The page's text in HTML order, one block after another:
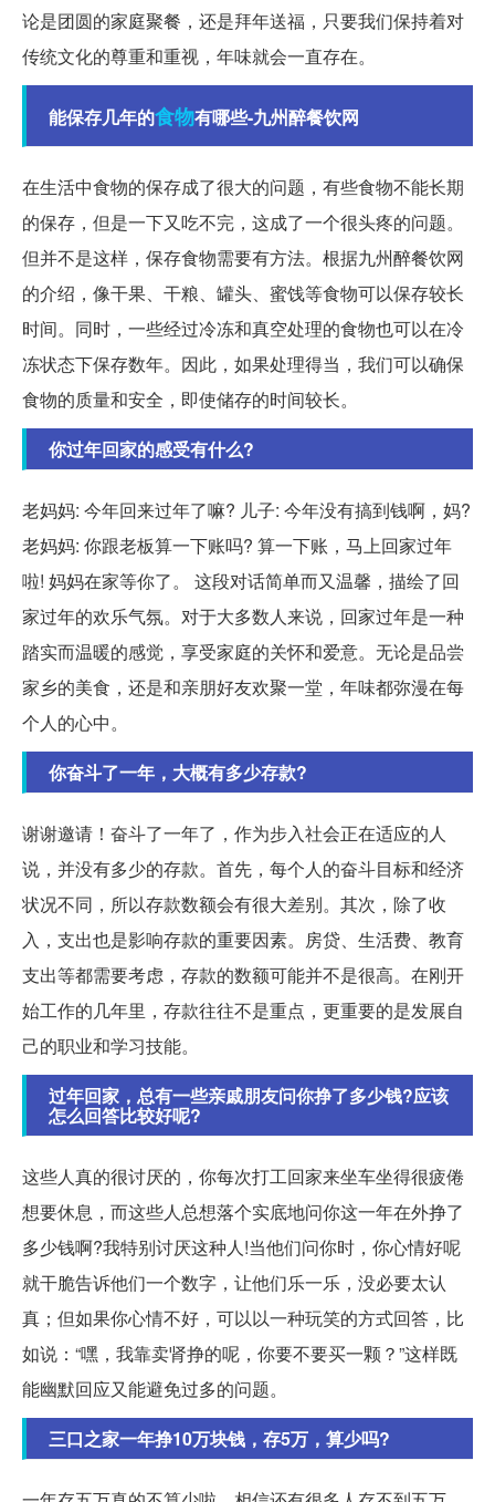
论是团圆的家庭聚餐，还是拜年送福，只要我们保持着对
传统文化的尊重和重视，年味就会一直存在。
能保存几年的食物有哪些-九州醉餐饮网
在生活中食物的保存成了很大的问题，有些食物不能长期
的保存，但是一下又吃不完，这成了一个很头疼的问题。
但并不是这样，保存食物需要有方法。根据九州醉餐饮网
的介绍，像干果、干粮、罐头、蜜饯等食物可以保存较长
时间。同时，一些经过冷冻和真空处理的食物也可以在冷
冻状态下保存数年。因此，如果处理得当，我们可以确保
食物的质量和安全，即使储存的时间较长。
你过年回家的感受有什么?
老妈妈: 今年回来过年了嘛? 儿子: 今年没有搞到钱啊，妈?
老妈妈: 你跟老板算一下账吗? 算一下账，马上回家过年
啦! 妈妈在家等你了。 这段对话简单而又温馨，描绘了回
家过年的欢乐气氛。对于大多数人来说，回家过年是一种
踏实而温暖的感觉，享受家庭的关怀和爱意。无论是品尝
家乡的美食，还是和亲朋好友欢聚一堂，年味都弥漫在每
个人的心中。
你奋斗了一年，大概有多少存款?
谢谢邀请！奋斗了一年了，作为步入社会正在适应的人
说，并没有多少的存款。首先，每个人的奋斗目标和经济
状况不同，所以存款数额会有很大差别。其次，除了收
入，支出也是影响存款的重要因素。房贷、生活费、教育
支出等都需要考虑，存款的数额可能并不是很高。在刚开
始工作的几年里，存款往往不是重点，更重要的是发展自
己的职业和学习技能。
过年回家，总有一些亲戚朋友问你挣了多少钱?应该
怎么回答比较好呢?
这些人真的很讨厌的，你每次打工回家来坐车坐得很疲倦
想要休息，而这些人总想落个实底地问你这一年在外挣了
多少钱啊?我特别讨厌这种人!当他们问你时，你心情好呢
就干脆告诉他们一个数字，让他们乐一乐，没必要太认
真；但如果你心情不好，可以以一种玩笑的方式回答，比
如说：“嘿，我靠卖肾挣的呢，你要不要买一颗？”这样既
能幽默回应又能避免过多的问题。
三口之家一年挣10万块钱，存5万，算少吗?